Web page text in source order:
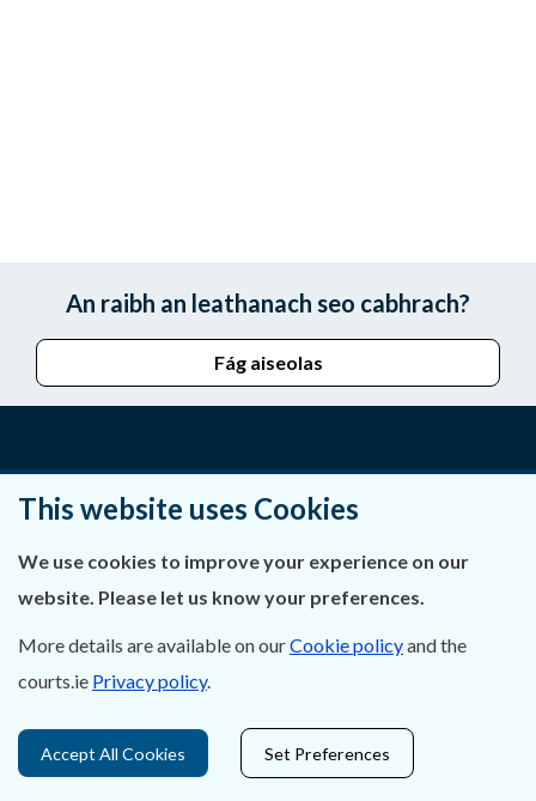
An raibh an leathanach seo cabhrach?
Fág aiseolas
Ráiteas Príobháideachais & Fianáin
Gairmeacha
Cosaint Sonraí
This website uses Cookies
We use cookies to improve your experience on our
website. Please let us know your preferences.
More details are available on ourCookie policyand the
courts.ie Privacy policy.
Accept All Cookies Set Preferences